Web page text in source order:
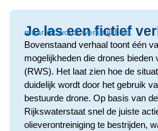
Je las een fictief
maar dit wordt werkelijkheid.
Bovenstaand verhaal toont één
mogelijkheden die drones
(RWS). Het laat zien hoe de
duidelijk wordt door het gebruik
bestuurde drone. Op basis van
Rijkswaterstaat snel de juiste
olieverontreiniging te bestrijden,